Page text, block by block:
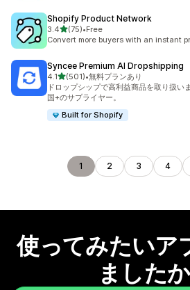
Shopify Product Network
3.45つ星中
(75)
合計レビュー数：75件
•Free
Convert more buyers with an instant
Syncee Premium AI Dropshipping
4.15つ星中
(501)
合計レビュー数：501件
•無料プランあり
ドロップシップで高利益商品を取り扱い
国+のサプライヤー。
Built for Shopify
1 2 3 4
使ってみたいア
ました